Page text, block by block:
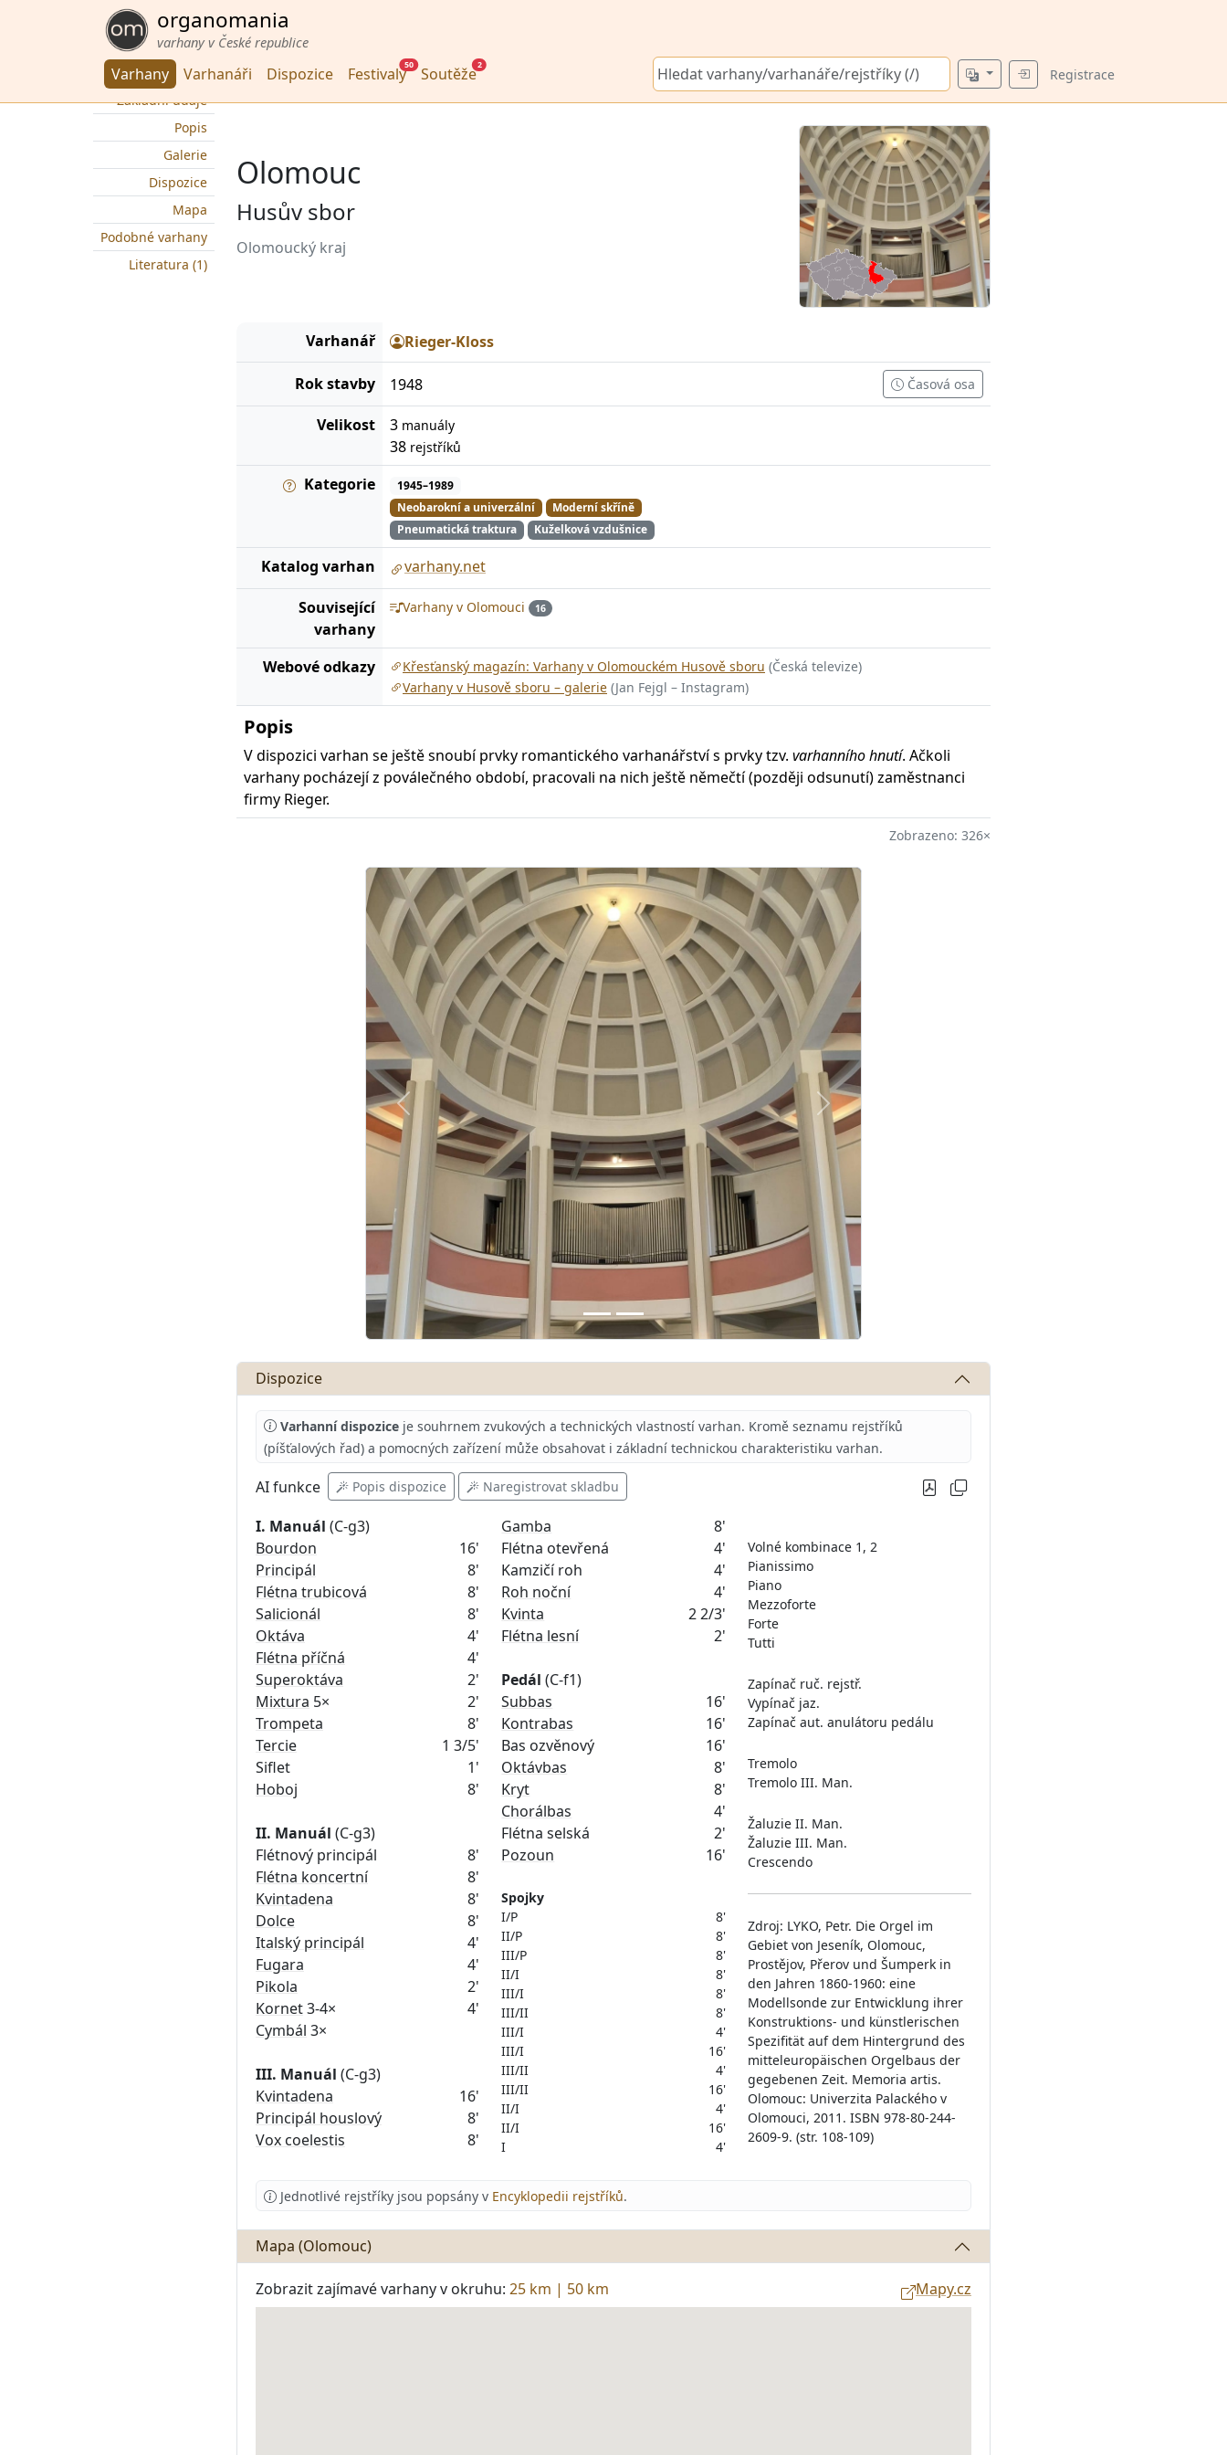
organomania
varhany v České republice
Varhany Varhanáři Dispozice Festivaly50 Soutěže2
Registrace
Základní údaje
Popis
Galerie
Dispozice
Mapa
Podobné varhany
Literatura (1)
Olomouc
Husův sbor
Olomoucký kraj
Varhanář Rieger-Kloss
Rok stavby 1948 Časová osa
Velikost 3 manuály
38 rejstříků
Kategorie
1945–1989
Neobarokní a univerzální
Moderní skříně
Pneumatická traktura
Kuželková vzdušnice
Katalog varhan varhany.net
Související
varhany
Varhany v Olomouci 16
Webové odkazy Křesťanský magazín: Varhany v Olomouckém Husově sboru (Česká televize)
Varhany v Husově sboru – galerie (Jan Fejgl – Instagram)
Popis
V dispozici varhan se ještě snoubí prvky romantického varhanářství s prvky tzv. varhanního hnutí. Ačkoli
varhany pocházejí z poválečného období, pracovali na nich ještě němečtí (později odsunutí) zaměstnanci
firmy Rieger.
Zobrazeno: 326×
Předchozí Další
Dispozice
Varhanní dispozice je souhrnem zvukových a technických vlastností varhan. Kromě seznamu rejstříků
(píšťalových řad) a pomocných zařízení může obsahovat i základní technickou charakteristiku varhan.
AIfunkce Popis dispozice Naregistrovat skladbu
I. Manuál
Bourdon
16'
Principál
8'
Flétna trubicová
8'
Salicionál
8'
Oktáva
4'
Flétna příčná
4'
Superoktáva
2'
Mixtura 5×
2'
Trompeta
8'
Tercie
1 3/5'
Siflet
1'
Hoboj
8'
II. Manuál (C-g3)
Flétnový principál
8'
Flétna koncertní
8'
Kvintadena
8'
Dolce
8'
Italský principál
4'
Fugara
4'
Pikola
2'
Kornet3-4×
4'
Cymbál 3×
III. Manuál
Kvintadena
16'
Principál houslový
8'
Vox coelestis
8'
Gamba
8'
Flétna otevřená
4'
Kamzičí roh
4'
Roh noční
4'
Kvinta
2 2/3'
Flétna lesní
2'
Pedál
Subbas
16'
Kontrabas
16'
Bas ozvěnový
16'
Oktávbas
8'
Kryt
8'
Chorálbas
4'
Flétna selská
2'
Pozoun
16'
Spojky
I/P
8'
II/P
8'
III/P
8'
II/I
8'
III/I
8'
III/II
8'
III/I
4'
III/I
16'
III/II
4'
III/II
16'
II/I
4'
II/I
16'
I
4'
Volné kombinace 1, 2
Pianissimo
Piano
Mezzoforte
Forte
Tutti
Zapínač ruč. rejstř.
Vypínač jaz.
Zapínač aut. anulátoru pedálu
Tremolo
Tremolo III. Man.
Žaluzie II. Man.
Žaluzie III. Man.
Crescendo
Zdroj: LYKO, Petr. Die Orgel im
Gebiet von Jeseník, Olomouc,
Prostějov, Přerov und Šumperk in
den Jahren 1860-1960: eine
Modellsonde zur Entwicklung ihrer
Konstruktions- und künstlerischen
Spezifität auf dem Hintergrund des
mitteleuropäischen Orgelbaus der
gegebenen Zeit. Memoria artis.
Olomouc: Univerzita Palackého v
Olomouci, 2011. ISBN 978-80-244-
2609-9. (str. 108-109)
Jednotlivé rejstříky jsou popsány v Encyklopedii rejstříků.
Mapa (Olomouc)
Zobrazit zajímavé varhany v okruhu: 25 km | 50 km Mapy.cz